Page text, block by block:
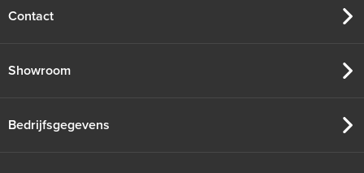
Contact
Showroom
Bedrijfsgegevens